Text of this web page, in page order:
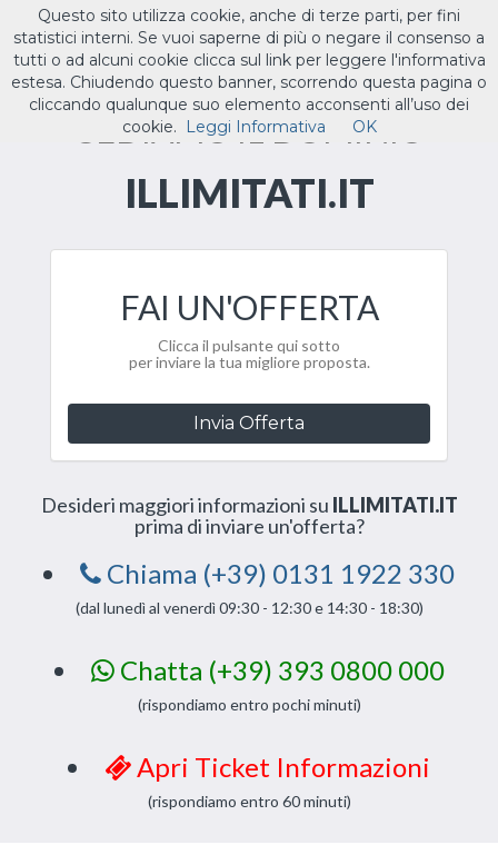
Toggle
ILTUO.IT
CEDIAMO IL DOMINIO
ILLIMITATI.IT
FAI UN'OFFERTA
Clicca il pulsante qui sotto
per inviare la tua migliore proposta.
Invia Offerta
Desideri maggiori informazioni su ILLIMITATI.IT
prima di inviare un'offerta?
Chiama (+39) 0131 1922 330
(dal lunedì al venerdì 09:30 - 12:30 e 14:30 - 18:30)
Chatta (+39) 393 0800 000
(rispondiamo entro pochi minuti)
Apri Ticket Informazioni
(rispondiamo entro 60 minuti)
Questo sito utilizza cookie, anche di terze parti, per fini
statistici interni. Se vuoi saperne di più o negare il consenso a
tutti o ad alcuni cookie clicca sul link per leggere l'informativa
estesa. Chiudendo questo banner, scorrendo questa pagina o
cliccando qualunque suo elemento acconsenti all’uso dei
cookie.
Leggi Informativa OK